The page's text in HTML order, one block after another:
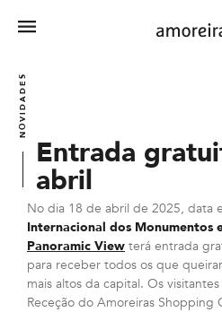
mainMenu
NOVIDADES
Entrada
abril
No dia 18 de abril de 2025, data
Internacional dos Monumentos
Panoramic View terá entrada
para receber todos os que
mais altos da capital. Os
Receção do Amoreiras Shopping